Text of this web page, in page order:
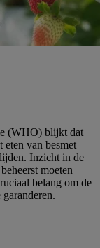
(WHO) blijkt dat
van besmet
Inzicht in de
moeten
belang om de